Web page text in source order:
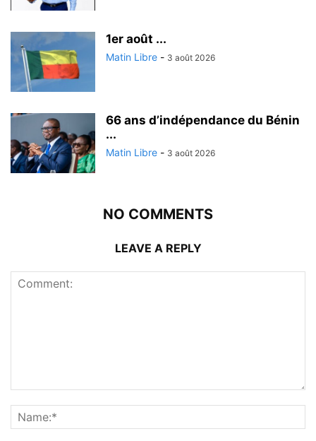
1er août ...
Matin Libre - 3 août 2026
66 ans d’indépendance du Bénin
...
Matin Libre - 3 août 2026
NO COMMENTS
LEAVE A REPLY